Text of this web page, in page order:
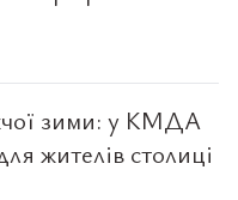
зими: у КМДА
жителів столиці